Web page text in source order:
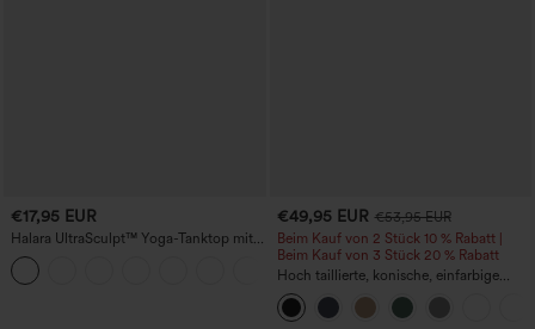
€17,95 EUR
Halara UltraSculpt™ Yoga-Tanktop mit
doppelten Trägern und gedrehtem
Rückendesign
+11
€49,95 EUR €53,95 EUR
Beim Kauf von 2 Stück 10 % Rabatt |
Beim Kauf von 3 Stück 20 % Rabatt
Hoch taillierte, konische, einfarbige
Anzughose mit Seitentaschen